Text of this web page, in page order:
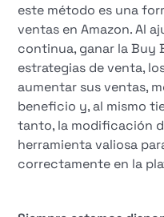
este método es una
ventas en Amazon. Al
continua, ganar la Buy
estrategias de venta,
aumentar sus ventas,
beneficio y, al mismo
tanto, la modificación
herramienta valiosa
correctamente en la